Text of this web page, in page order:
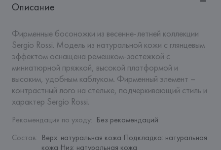
Описание
Фирменные босоножки из весенне-летней коллекции
Sergio Rossi. Модель из натуральной кожи с глянцевым
эффектом оснащена ремешком-застежкой с
миниатюрной пряжкой, высокой платформой и
высоким, удобным каблуком. Фирменный элемент –
контрастный лого на стельке, подчеркивающий стиль и
характер Sergio Rossi.
Рекомендация по уходу: Без рекомендаций
Состав: Верх: натуральная кожа Подкладка: натуральная
кожа Низ: натуральная кожа